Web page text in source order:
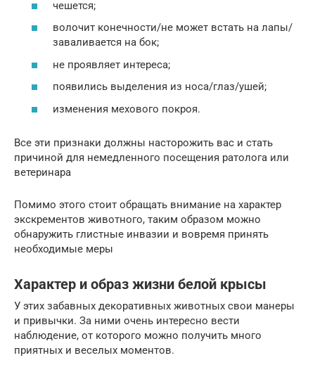
чешется;
волочит конечности/не может встать на лапы/
заваливается на бок;
не проявляет интереса;
появились выделения из носа/глаз/ушей;
изменения мехового покроя.
Все эти признаки должны насторожить вас и стать
причиной для немедленного посещения ратолога или
ветеринара
Помимо этого стоит обращать внимание на характер
экскрементов животного, таким образом можно
обнаружить глистные инвазии и вовремя принять
необходимые меры
Характер и образ жизни белой крысы
У этих забавных декоративных животных свои манеры
и привычки. За ними очень интересно вести
наблюдение, от которого можно получить много
приятных и веселых моментов.